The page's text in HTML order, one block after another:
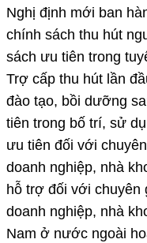
Nghị định mới ban
chính sách thu hút
sách ưu tiên trong
Trợ cấp thu hút lần
đào tạo, bồi dưỡng
tiên trong bố trí, sử
ưu tiên đối với
doanh nghiệp, nhà
hỗ trợ đối với chuyên
doanh nghiệp, nhà
Nam ở nước ngoài